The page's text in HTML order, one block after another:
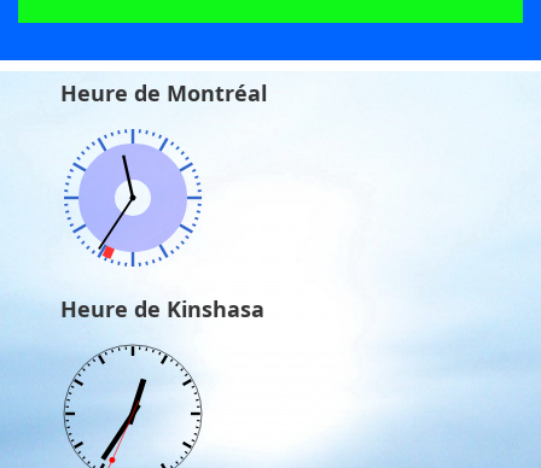
Heure de Montréal
Heure de Kinshasa